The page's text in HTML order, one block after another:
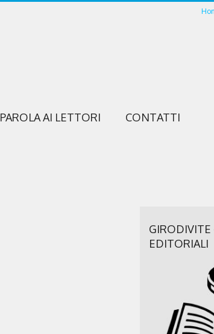
PAROLA AI LETTORI CONTATTI
GIRODIVITE
EDITORIALI